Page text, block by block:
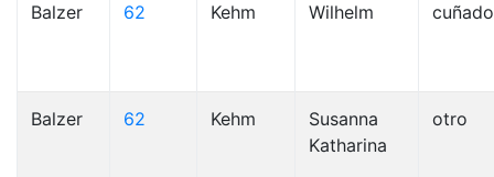
Balzer 62 Kehm Wilhelm cuñado
Balzer 62 Kehm
Susanna
Katharina
otro